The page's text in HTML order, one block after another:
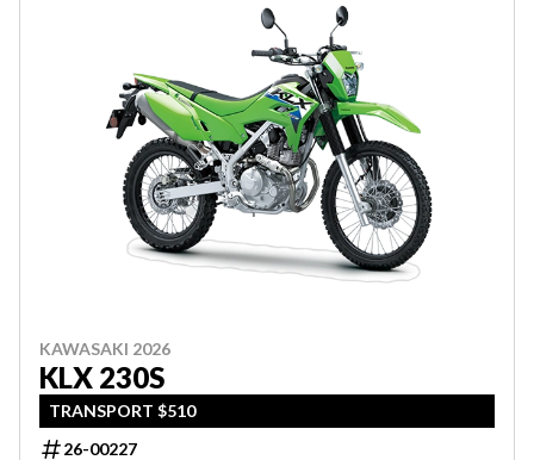
KAWASAKI 2026
KLX 230S
TRANSPORT $510
26-00227